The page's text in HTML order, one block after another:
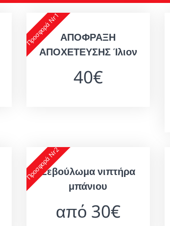
Προσφορά Nr1ΑΠΟΦΡΑΞΗ
ΑΠΟΧΕΤΕΥΣΗΣ Ίλιον
40€
Προσφορά Nr2
Ξεβούλωμα νιπτήρα
μπάνιου
από 30€